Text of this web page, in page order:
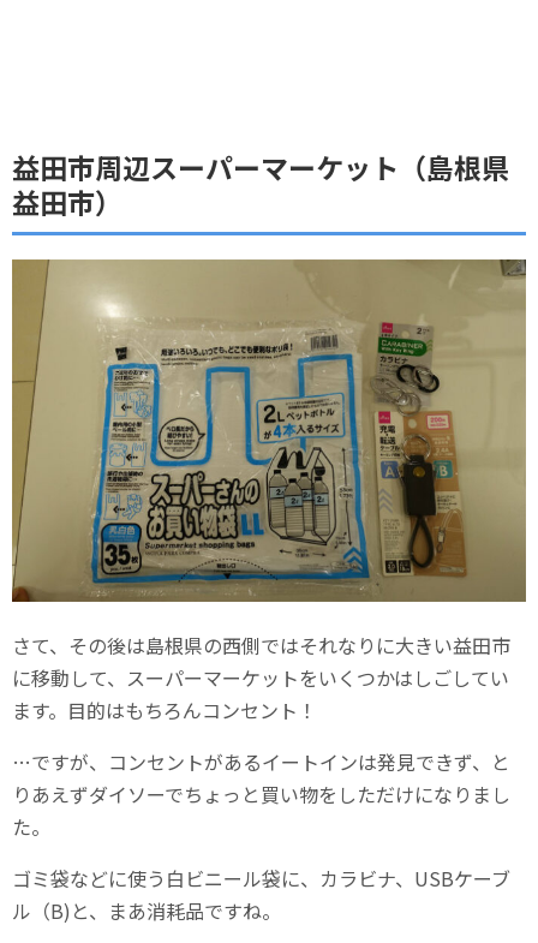
益田市周辺スーパーマーケット（島根県
益田市）
さて、その後は島根県の西側ではそれなりに大きい益田市
に移動して、スーパーマーケットをいくつかはしごしてい
ます。目的はもちろんコンセント！
…ですが、コンセントがあるイートインは発見できず、と
りあえずダイソーでちょっと買い物をしただけになりまし
た。
ゴミ袋などに使う白ビニール袋に、カラビナ、USBケーブ
ル（B)と、まあ消耗品ですね。